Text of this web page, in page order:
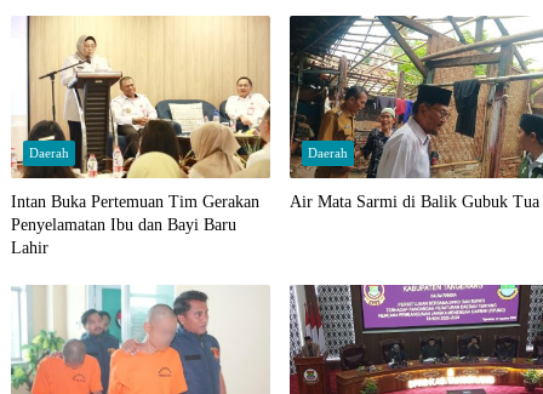
Daerah
Intan Buka Pertemuan Tim Gerakan
Penyelamatan Ibu dan Bayi Baru
Lahir
Daerah
Air Mata Sarmi di Balik Gubuk Tua